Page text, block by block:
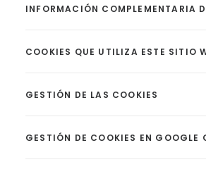
INFORMACIÓN COMPLEMENTARIA
COOKIES QUE UTILIZA ESTE SITIO
GESTIÓN DE LAS COOKIES
GESTIÓN DE COOKIES EN GOOGLE